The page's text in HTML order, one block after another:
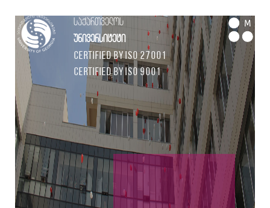
საქართველოს
უნივერსიტეტი
Certified by ISO 27001
Certified by ISO 9001
M